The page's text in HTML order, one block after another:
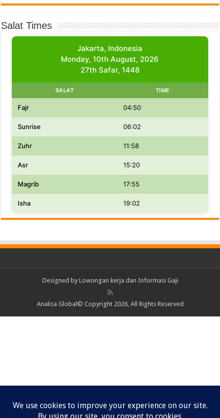
Salat Times
Jakarta, Indonesia
Monday, 10th August, 2026
27th Safar, 1448
SALAT TIME
Fajr 04:50
Sunrise 06:02
Zuhr 11:58
Asr 15:20
Magrib 17:55
Isha 19:02
Designed by Lowongan kerja dan Informasi Gaji
Analisa Global© Copyright 2026, All Rights Reserved